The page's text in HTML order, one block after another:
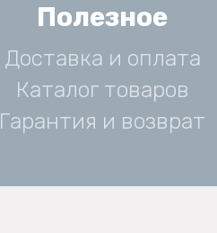
Полезное
Доставка и оплата
Каталог товаров
Гарантия и возврат